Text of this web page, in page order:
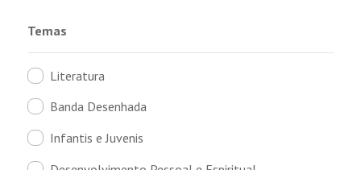
Temas
Literatura
Banda Desenhada
Infantis e Juvenis